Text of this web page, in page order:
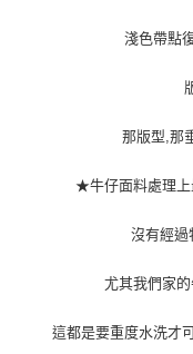
淺色帶點
那版型,那
★牛仔面料處理上
沒有經過
尤其我們家
這都是要重度水洗才